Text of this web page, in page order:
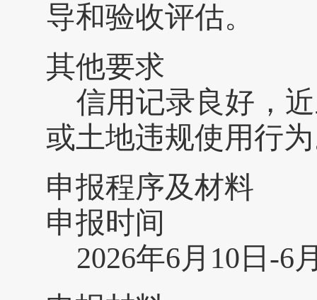
导和验收评估。
其他要求
信用记录良好，
或土地违规使用行
申报程序及材料
申报时间
2026年6月 10 日 -6